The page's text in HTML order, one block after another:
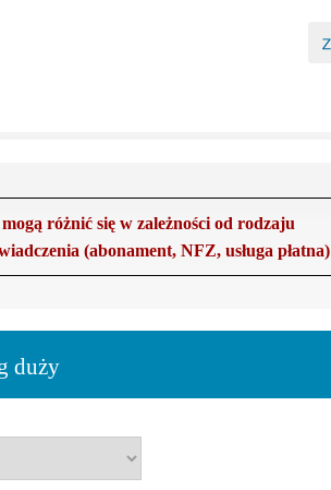
różnić się w zależności od rodzaju
(abonament, NFZ, usługa płatna)
duży